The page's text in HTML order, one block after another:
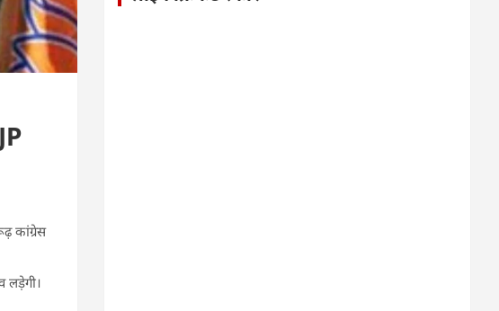
कांग्रेस
लड़ेगी।